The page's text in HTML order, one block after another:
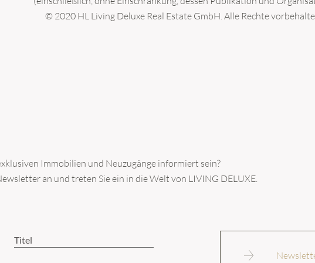
© 2020 HL Living Deluxe Real Estate GmbH. Alle Rechte
Immobilien und Neuzugänge informiert sein?
an und treten Sie ein in die Welt von LIVING DELUXE.